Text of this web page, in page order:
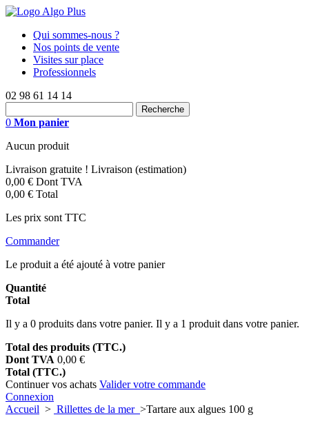
Qui sommes-nous ?
Nos points de vente
Visites sur place
Professionnels
02 98 61 14 14
0 Mon panier
Aucun produit
Livraison gratuite ! Livraison (estimation)
0,00 € Dont TVA
0,00 € Total
Les prix sont TTC
Commander
Le produit a été ajouté à votre panier
Quantité
Total
Il y a 0 produits dans votre panier. Il y a 1 produit dans votre panier.
Total des produits (TTC.)
Dont TVA 0,00 €
Total (TTC.)
Continuer vos achats Valider votre commande
Connexion
Accueil > Rillettes de la mer >Tartare aux algues 100 g